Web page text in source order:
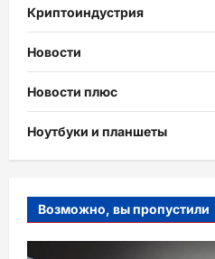
Криптоиндустрия
Новости
Новости плюс
Ноутбуки и планшеты
Возможно, вы пропустили